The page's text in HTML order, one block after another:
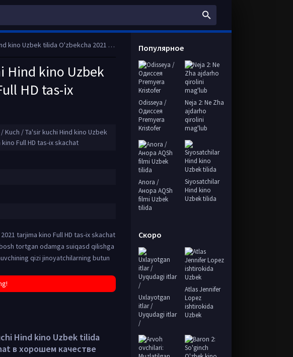
2021 tarjima kino Full HD tas-ix skachat
Hind kino Uzbek
HD tas-ix
Kuch / Ta'sir kuchi Hind kino Uzbek
Full HD tas-ix skachat
tarjima kino Full HD tas-ix skachat
tortgan odamga suiqasd qilishga
qizi jinoyatchilarning butun
Hind kino Uzbek tilida
в хорошем качестве
Популярное
Odisseya /
Одиссея
Premyera
Kristofer
Neja 2: Ne Zha
ajdarho
qirolini
mag'lub
Anora /
Анора AQSh
filmi Uzbek
tilida
Siyosatchilar
Hind kino
Uzbek tilida
Скоро
Uxlayotgan
itlar /
Uyqudagi itlar
/
Atlas Jennifer
Lopez
ishtirokida
Uzbek